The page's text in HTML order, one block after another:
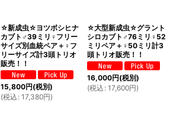
☆新成虫☆ヨツボシヒナ
カブト♂39ミリ♀フリー
サイズ別血統ペア＋♀フ
リーサイズ計3頭トリオ
販売！！
15,800円(税別)
(税込 : 17,380円)
☆大型新成虫☆グラント
シロカブト♂76ミリ♀52
ミリペア＋♀50ミリ計3
頭トリオ販売！！
16,000円(税別)
(税込 : 17,600円)